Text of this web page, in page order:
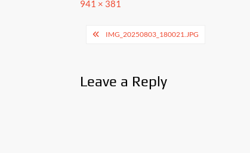
Full
941 × 381
PostIMG_20250803_180021.JPG
Leave a Reply